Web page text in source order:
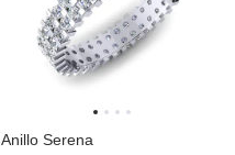
Anillo Serena